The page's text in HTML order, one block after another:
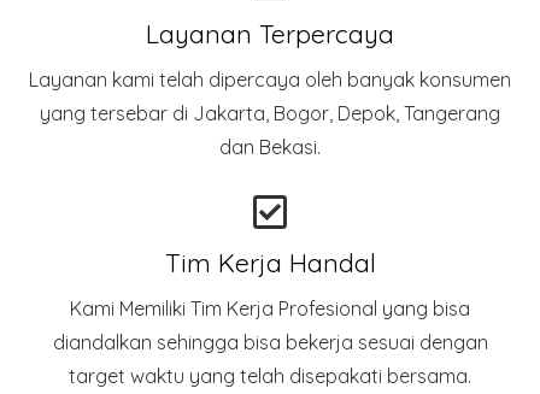
Layanan Terpercaya
Layanan kami telah dipercaya oleh banyak konsumen
yang tersebar di Jakarta, Bogor, Depok, Tangerang
dan Bekasi.
Tim Kerja Handal
Kami Memiliki Tim Kerja Profesional yang bisa
diandalkan sehingga bisa bekerja sesuai dengan
target waktu yang telah disepakati bersama.